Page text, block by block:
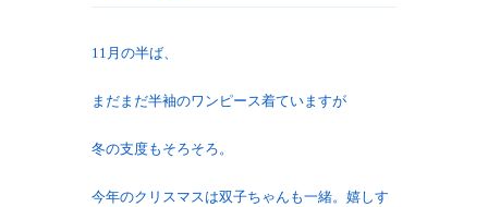
11月の半ば、
まだまだ半袖のワンピース着ていますが
冬の支度もそろそろ。
今年のクリスマスは双子ちゃんも一緒。嬉しす